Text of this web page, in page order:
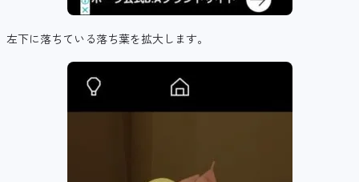
左下に落ちている落ち葉を拡大します。